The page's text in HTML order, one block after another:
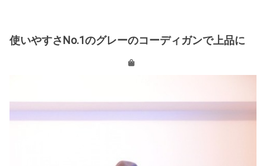
使いやすさNo.1のグレーのコーディガンで上品に